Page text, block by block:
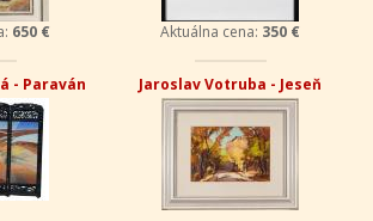
650 € Aktuálna cena: 350 €
- Paraván Jaroslav Votruba - Jeseň